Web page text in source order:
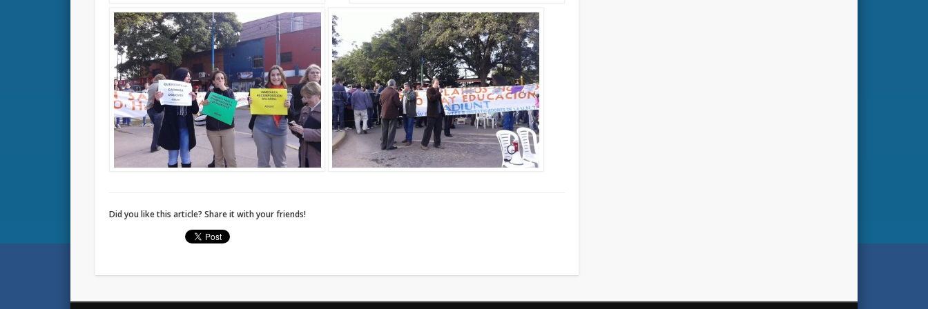
Did you like this article? Share it with your friends!